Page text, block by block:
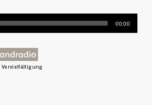
00:00